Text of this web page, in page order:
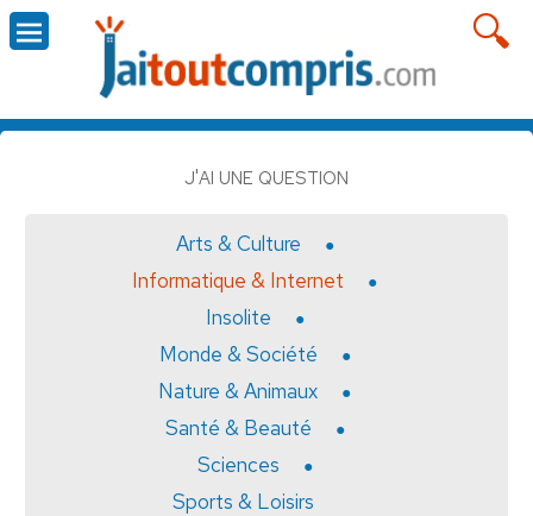
J'AI UNE QUESTION
Arts & Culture
Informatique & Internet
Insolite
Monde & Société
Nature & Animaux
Santé & Beauté
Sciences
Sports & Loisirs